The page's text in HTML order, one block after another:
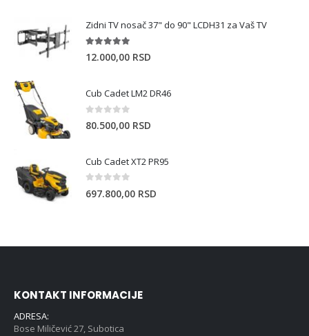
Zidni TV nosač 37" do 90" LCDH31 za Vaš TV
5.00out of 5
12.000,00 RSD
Cub Cadet LM2 DR46
80.500,00 RSD
Cub Cadet XT2 PR95
697.800,00 RSD
KONTAKT INFORMACIJE
ADRESA:
Bose Miličević 27, Subotica